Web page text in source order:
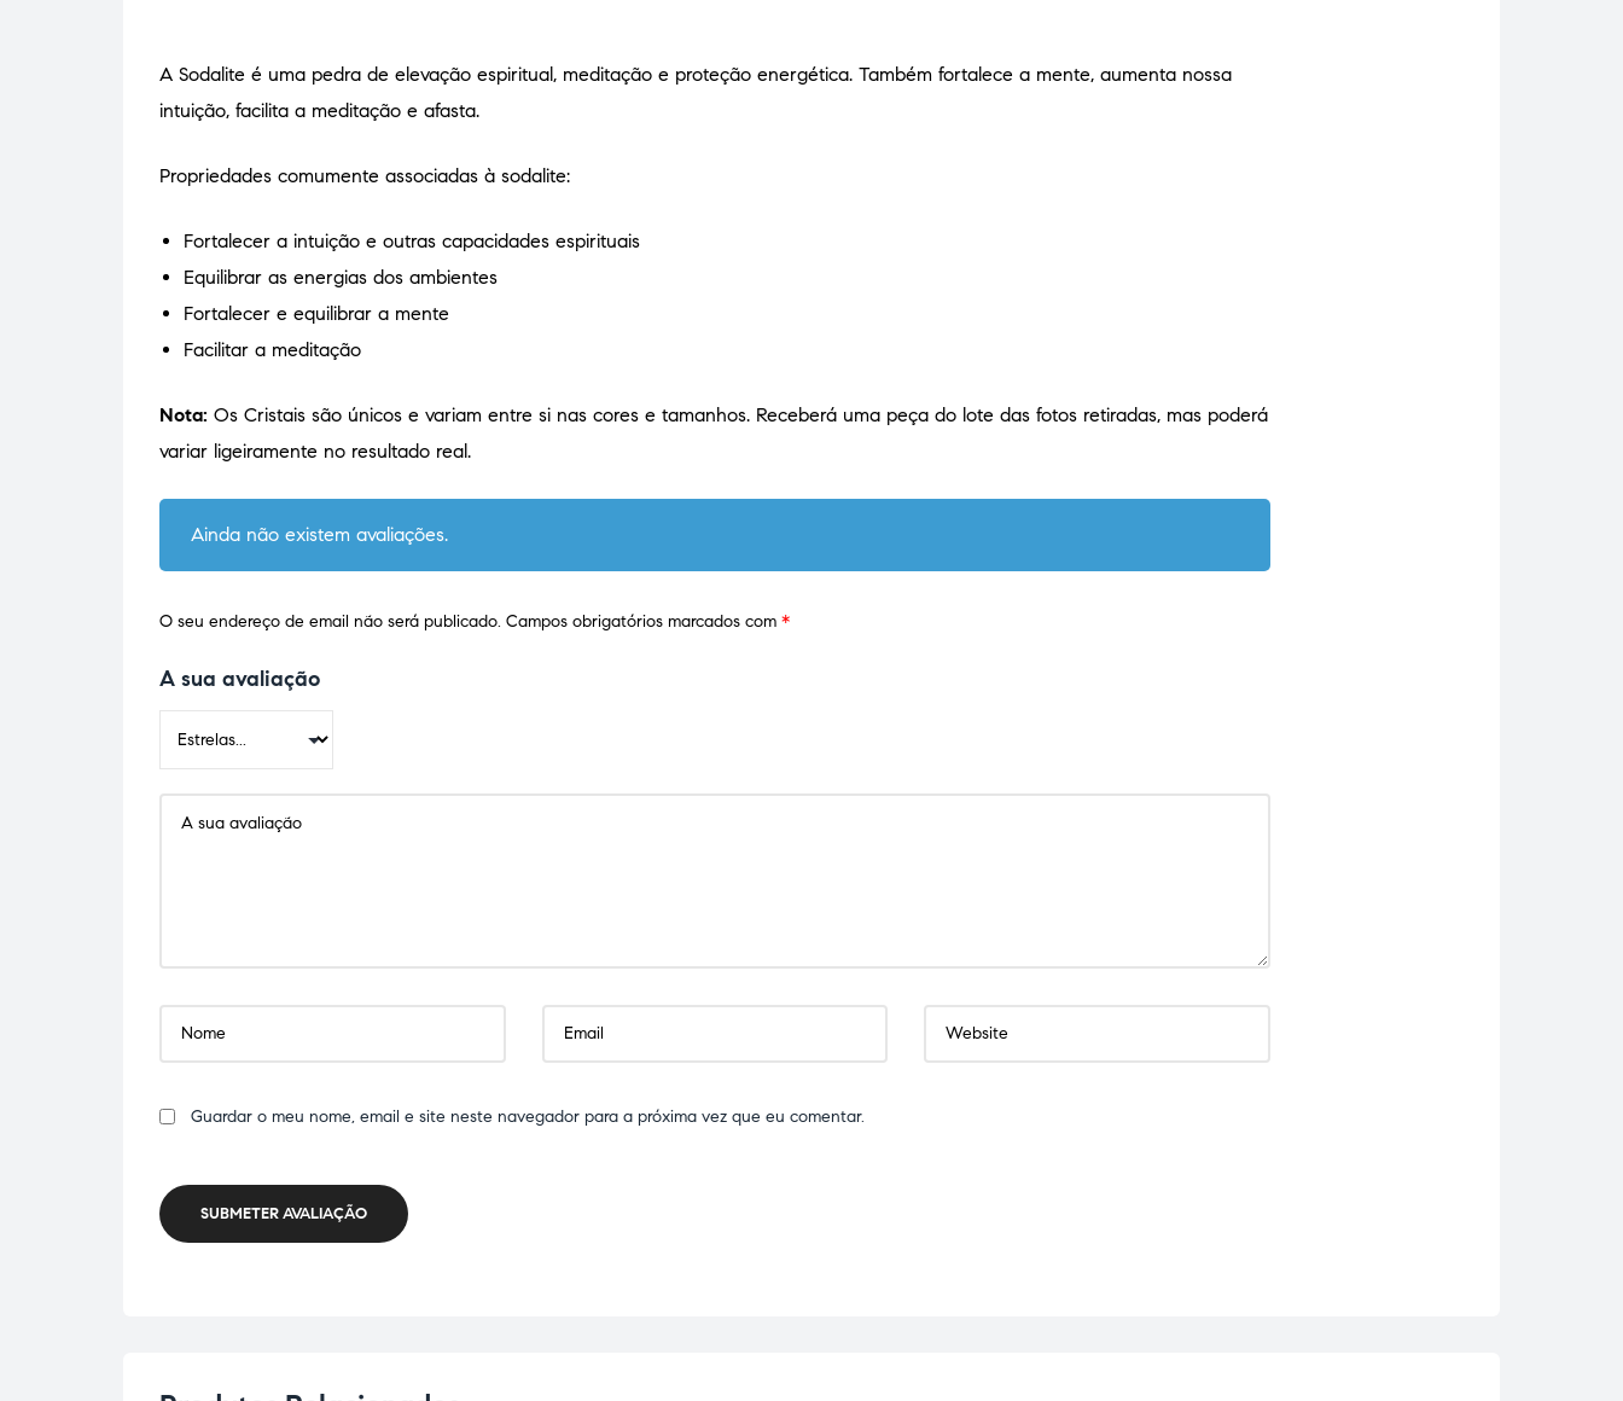
A Sodalite é uma pedra de elevação espiritual, meditação e proteção energética. Também fortalece a mente, aumenta nossa
intuição, facilita a meditação e afasta.
Propriedades comumente associadas à sodalite:
Fortalecer a intuição e outras capacidades espirituais
Equilibrar as energias dos ambientes
Fortalecer e equilibrar a mente
Facilitar a meditação
Nota: Os Cristais são únicos e variam entre si nas cores e tamanhos. Receberá uma peça do lote das fotos retiradas, mas poderá
variar ligeiramente no resultado real.
Ainda não existem avaliações.
O seu endereço de email não será publicado. Campos obrigatórios marcados com *
A sua avaliação
Guardar o meu nome, email e site neste navegador para a próxima vez que eu comentar.
SUBMETER AVALIAÇÃO